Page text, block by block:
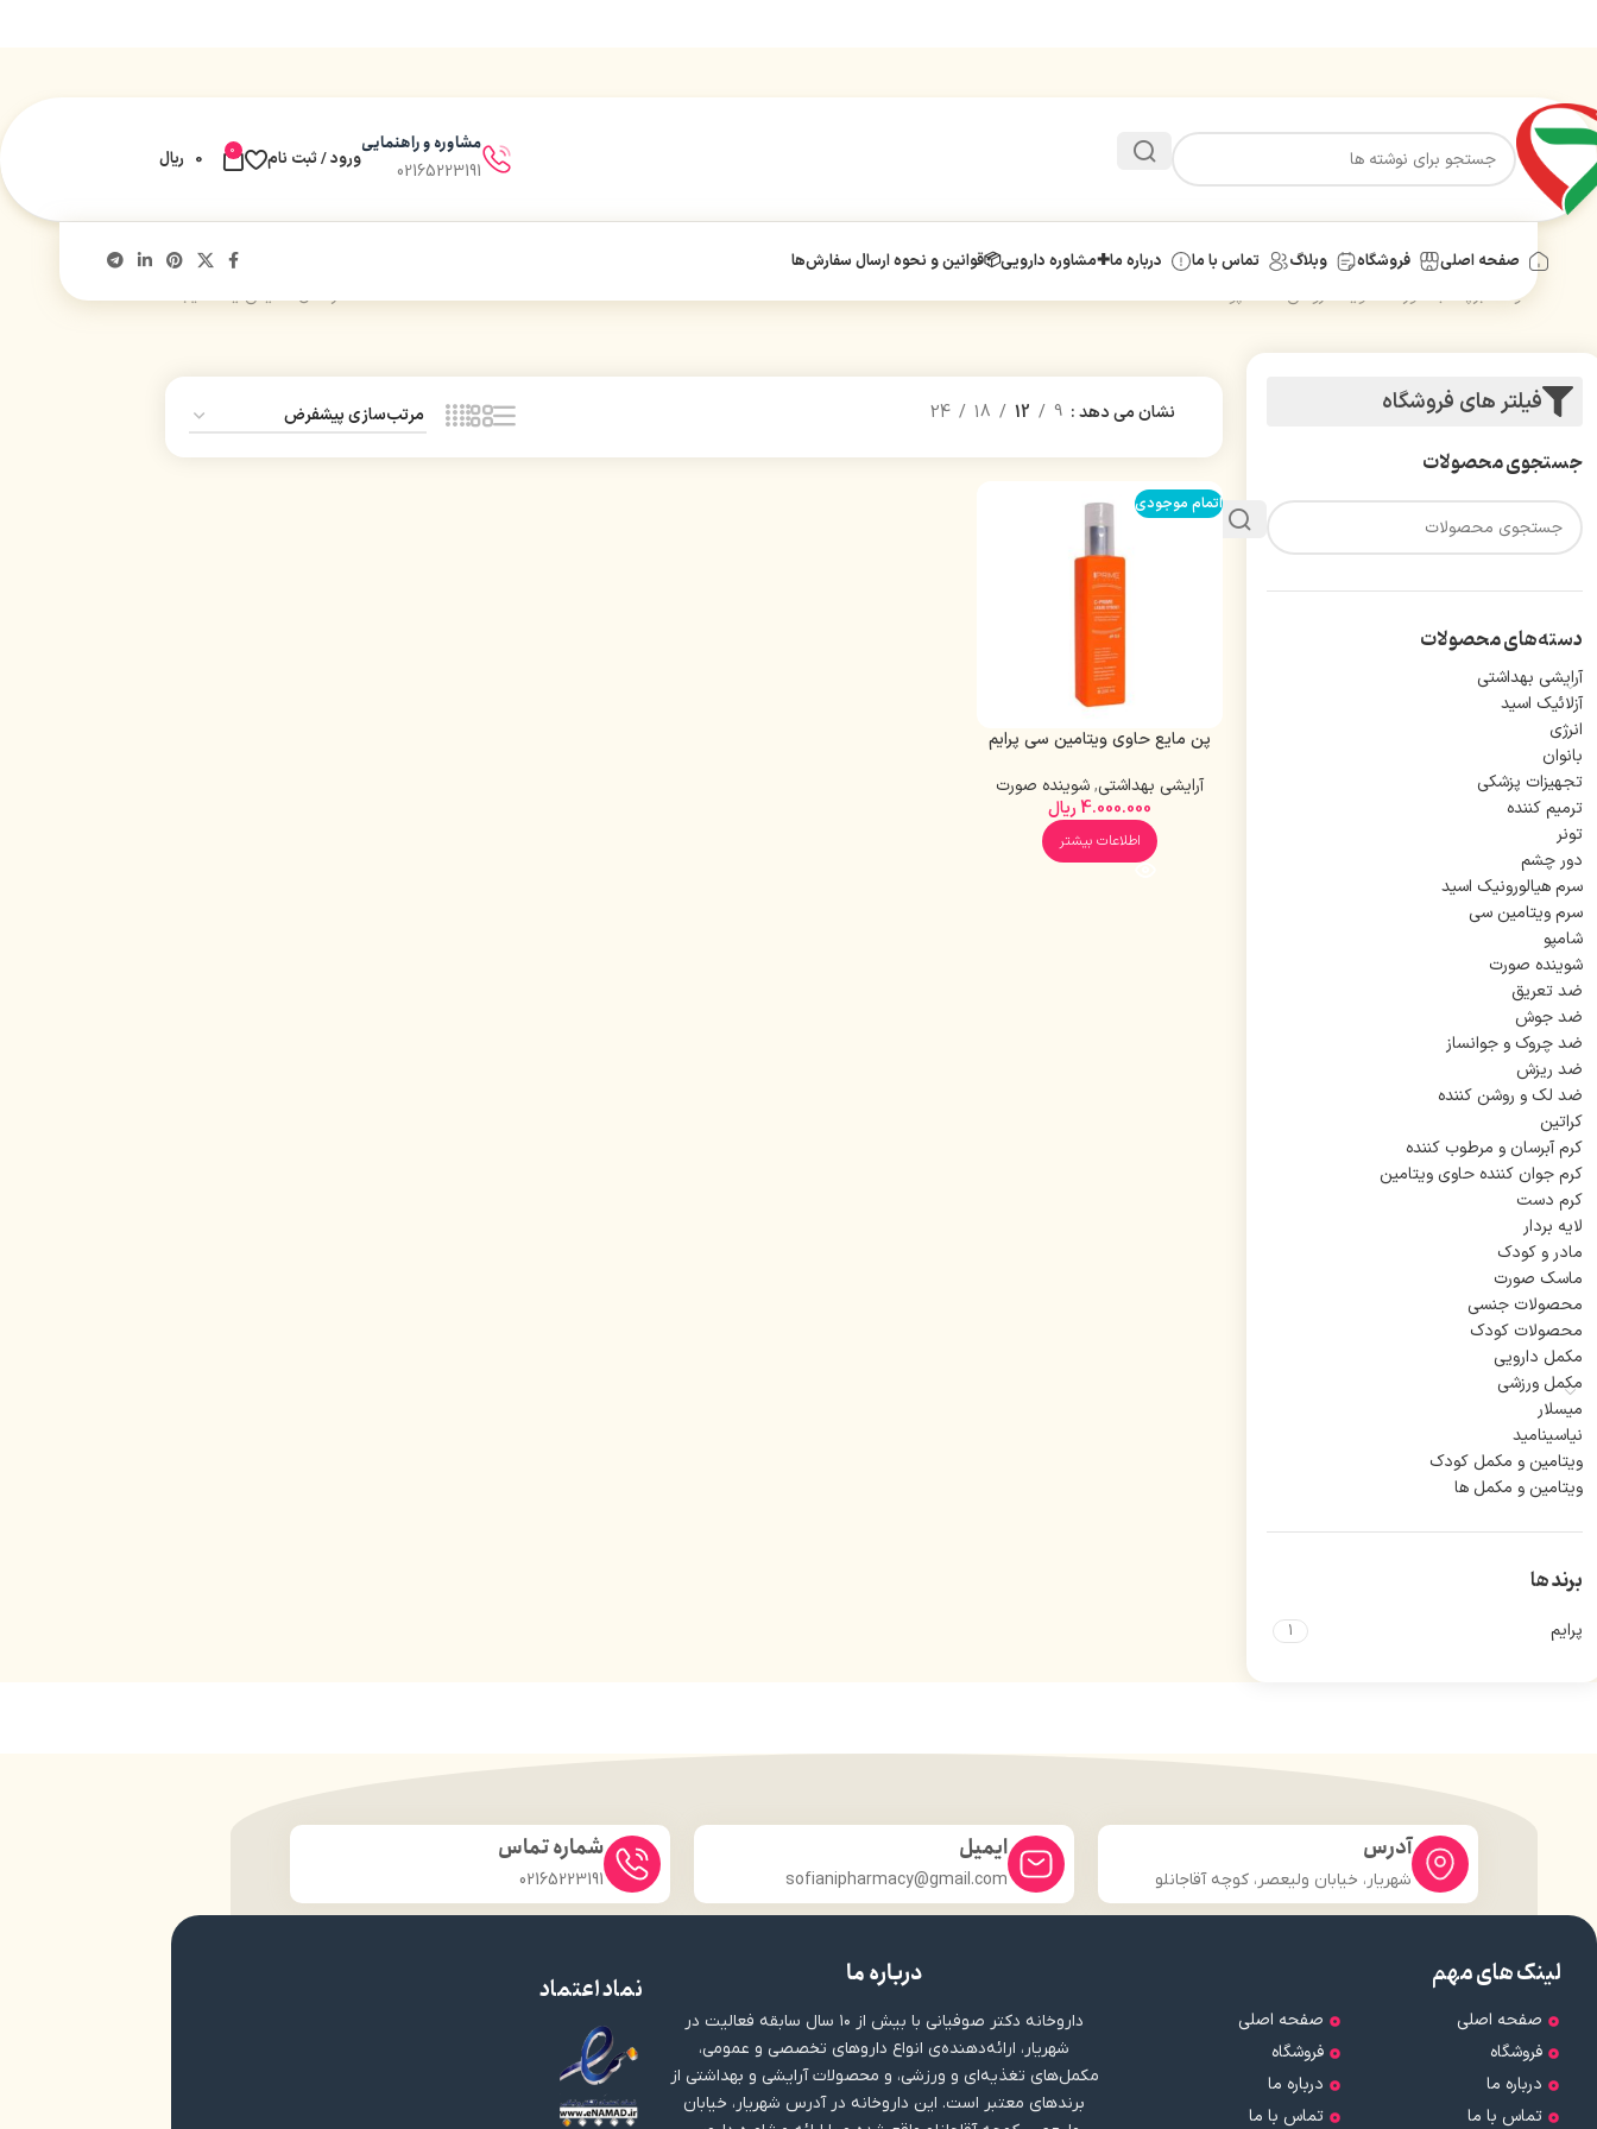
مشاوره و راهنمایی
02165223191
ورود / ثبت نام 0
0 ریال
صفحه اصلی فروشگاه وبلاگ تماس با ما درباره ما✚مشاوره دارویی📦قوانین و نحوه ارسال سفارش‌ها
محصولات برچسب خورده “شوینده روشن کننده پوست” در حال نمایش یک نتیجه
فیلتر های فروشگاه
جستجوی محصولات
دسته‌های محصولات
آرایشی بهداشتی
آزلائیک اسید
انرژی
بانوان
تجهیزات پزشکی
ترمیم کننده
تونر
دور چشم
سرم هیالورونیک اسید
سرم ویتامین سی
شامپو
شوینده صورت
ضد تعریق
ضد جوش
ضد چروک و جوانساز
ضد ریزش
ضد لک و روشن کننده
کراتین
کرم آبرسان و مرطوب کننده
کرم جوان کننده حاوی ویتامین
کرم دست
لایه بردار
مادر و کودک
ماسک صورت
محصولات جنسی
محصولات کودک
مکمل دارویی
مکمل ورزشی
میسلار
نیاسینامید
ویتامین و مکمل کودک
ویتامین و مکمل ها
برند ها
پرایم 1
نشان می دهد 9
12
18
24
اتمام موجودی
پن مایع حاوی ویتامین سی پرایم
آرایشی بهداشتی,شوینده صورت
4.000.000ریال
اطلاعات بیشتر
آدرس
شهریار، خیابان ولیعصر، کوچه آقاجانلو
ایمیل
sofianipharmacy@gmail.com
شماره تماس
02165223191
لینک های مهم
صفحه اصلی
فروشگاه
درباره ما
تماس با ما
صفحه اصلی
فروشگاه
درباره ما
تماس با ما
درباره ما
داروخانه دکتر صوفیانی با بیش از ۱۰ سال سابقه فعالیت در
شهریار، ارائه‌دهنده‌ی انواع داروهای تخصصی و عمومی،
مکمل‌های تغذیه‌ای و ورزشی، و محصولات آرایشی و بهداشتی از
برندهای معتبر است. این داروخانه در آدرس شهریار، خیابان
نماد اعتماد